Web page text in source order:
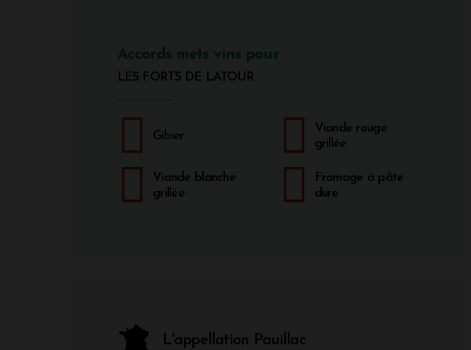
Accords mets vins pour
LES FORTS DE LATOUR
Gibier
Viande rouge
grillée
Viande blanche
grillée
Fromage à pâte
dure
L'appellation Pauillac